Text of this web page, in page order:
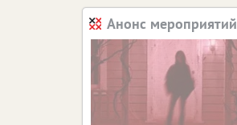
Анонс мероприятий